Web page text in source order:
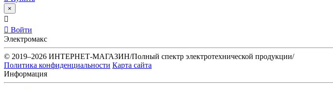
×
Войти
Электромакс
© 2019–2026 ИНТЕРНЕТ-МАГАЗИН/Полный спектр электротехнической продукции/
Политика конфиденциальности Карта сайта
Информация